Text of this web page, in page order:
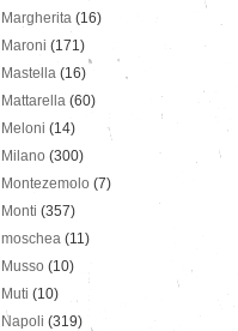
Margherita (16)
Maroni (171)
Mastella (16)
Mattarella (60)
Meloni (14)
Milano (300)
Montezemolo (7)
Monti (357)
moschea (11)
Musso (10)
Muti (10)
Napoli (319)